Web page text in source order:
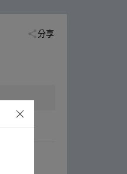
分享